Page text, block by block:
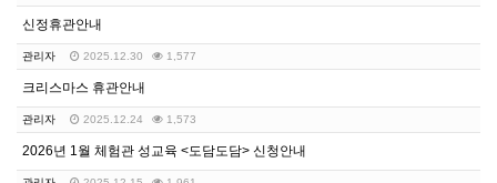
신정휴관안내
관리자 2025.12.30 1,577
크리스마스 휴관안내
관리자 2025.12.24 1,573
2026년 1월 체험관 성교육 <도담도담> 신청안내